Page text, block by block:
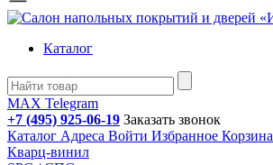
Каталог
MAX Telegram
+7 (495) 925-06-19 Заказать звонок
Каталог Адреса Войти Избранное Корзина
Кварц-винил